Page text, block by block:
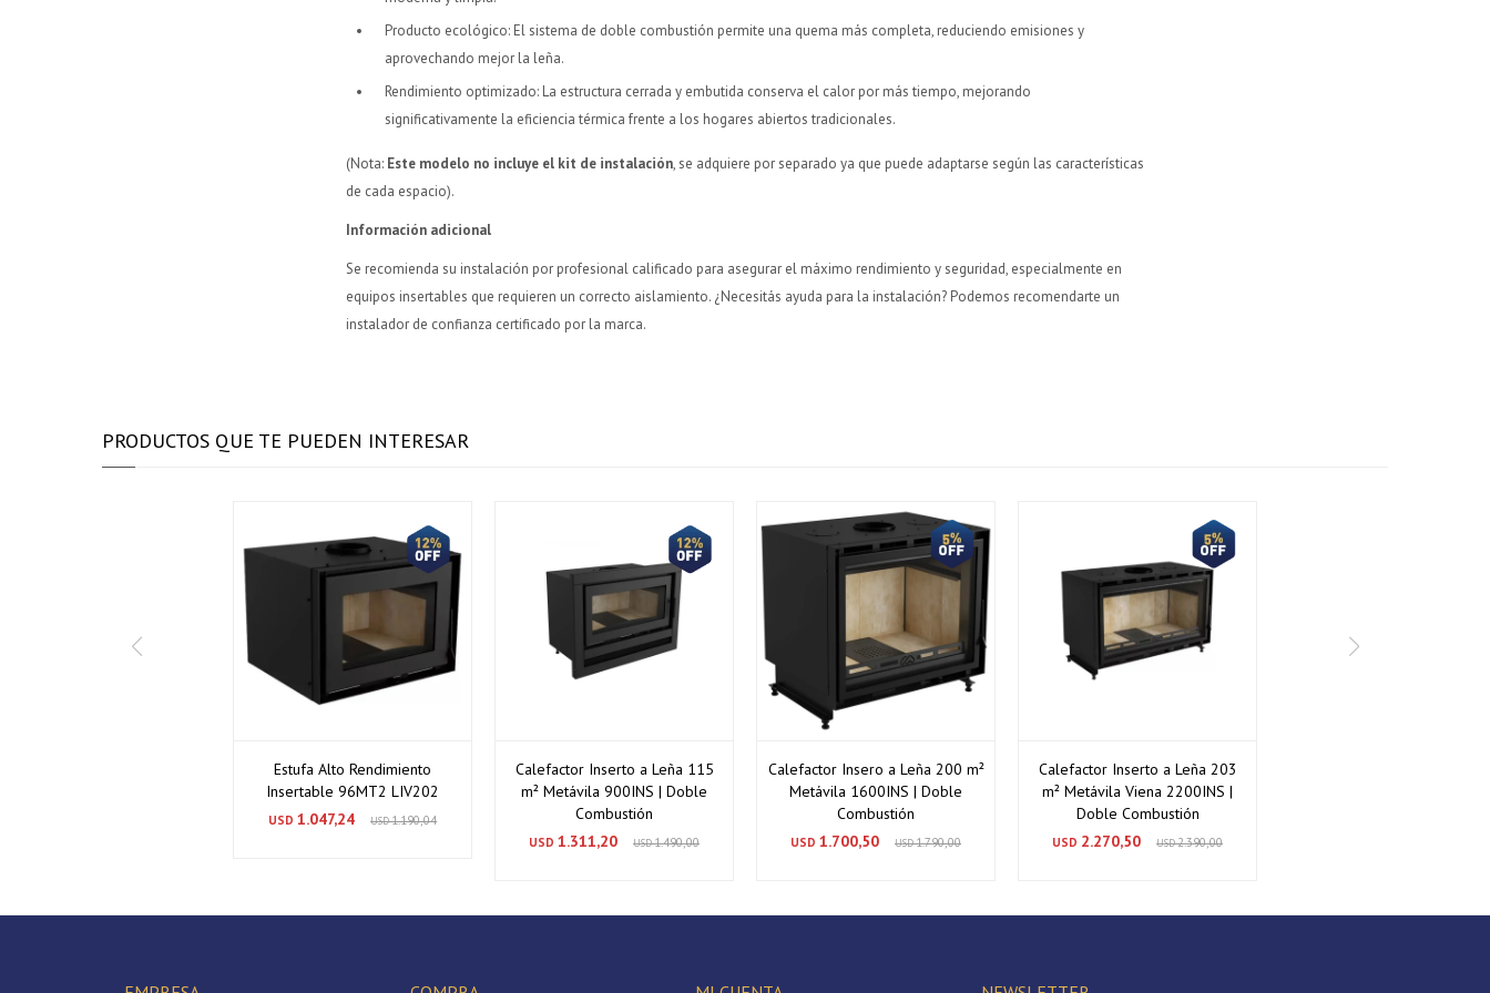
Producto ecológico: El sistema de doble combustión permite una quema más completa, reduciendo emisiones y
aprovechando mejor la leña.
Rendimiento optimizado: La estructura cerrada y embutida conserva el calor por más tiempo, mejorando
significativamente la eficiencia térmica frente a los hogares abiertos tradicionales.
(Nota: Este modelo no incluye el kit de instalación, se adquiere por separado ya que puede adaptarse según las características
de cada espacio).
Información adicional
Se recomienda su instalación por profesional calificado para asegurar el máximo rendimiento y seguridad, especialmente en
equipos insertables que requieren un correcto aislamiento. ¿Necesitás ayuda para la instalación? Podemos recomendarte un
instalador de confianza certificado por la marca.
PRODUCTOS QUE TE PUEDEN INTERESAR
Estufa Alto Rendimiento
Insertable 96MT2 LIV202
USD 1.047,24 USD1.190,04
Calefactor Inserto a Leña 115
m² Metávila 900INS | Doble
Combustión
USD 1.311,20 USD1.490,00
Calefactor Insero a Leña 200 m²
Metávila 1600INS | Doble
Combustión
USD 1.700,50 USD1.790,00
Calefactor Inserto a Leña 203
m² Metávila Viena 2200INS |
Doble Combustión
USD 2.270,50 USD2.390,00